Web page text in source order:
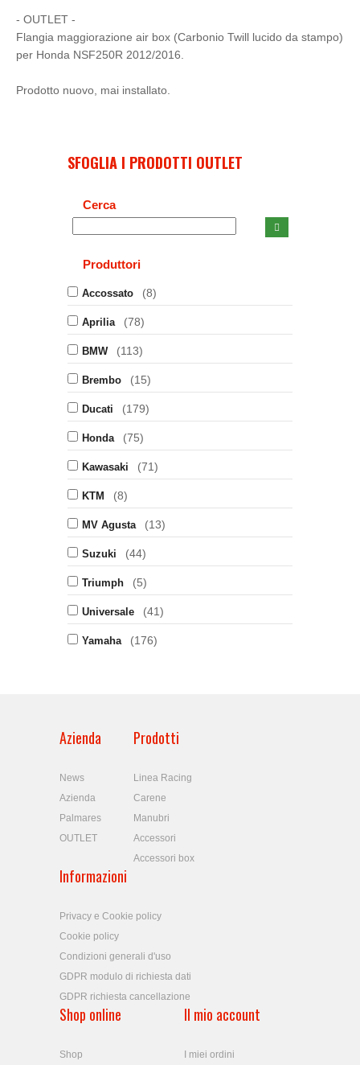
- OUTLET -
Flangia maggiorazione air box (Carbonio Twill lucido da stampo)
per Honda NSF250R 2012/2016.
Prodotto nuovo, mai installato.
SFOGLIA I PRODOTTI OUTLET
Cerca
Produttori
Accossato (8)
Aprilia (78)
BMW (113)
Brembo (15)
Ducati (179)
Honda (75)
Kawasaki (71)
KTM (8)
MV Agusta (13)
Suzuki (44)
Triumph (5)
Universale (41)
Yamaha (176)
Azienda
News
Azienda
Palmares
OUTLET
Prodotti
Linea Racing
Carene
Manubri
Accessori
Accessori box
Informazioni
Privacy e Cookie policy
Cookie policy
Condizioni generali d'uso
GDPR modulo di richiesta dati
GDPR richiesta cancellazione
Shop online
Shop
Il mio account
I miei ordini